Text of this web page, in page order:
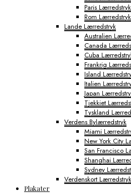
Paris Lærredstryk
Rom Lærredstryk
Lande Lærredstryk
Australien
Canada
Cuba
Frankrig
Island
Italien
Japan
Tjekkiet
Tyskland
Verdens Bylærredstryk
Miami
New York City
San Francisco
Shanghai
Sydney
Verdenskort Lærredstryk
Plakater